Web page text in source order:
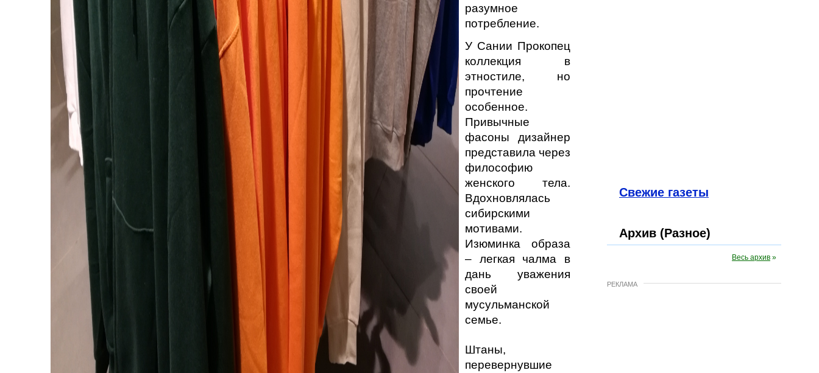
разумное
потребление.
У Сании Прокопец
коллекция в
этностиле, но
прочтение
особенное.
Привычные
фасоны дизайнер
представила через
философию
женского тела.
Вдохновлялась
сибирскими
мотивами.
Изюминка образа
– легкая чалма в
дань уважения
своей
мусульманской
семье.
Штаны,
перевернувшие
Свежие газеты
Архив (Разное)
Весь архив »
РЕКЛАМА